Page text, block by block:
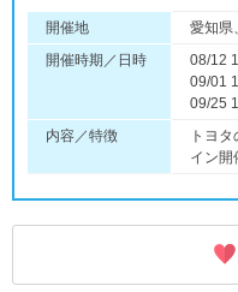
開催地
愛知県
開催時期／日時
08/12
09/01
09/25
内容／特徴
トヨ
イン